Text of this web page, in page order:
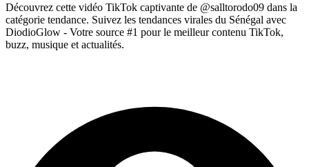
Découvrez cette vidéo TikTok captivante de @salltorodo09 dans la
catégorie tendance. Suivez les tendances virales du Sénégal avec
DiodioGlow - Votre source #1 pour le meilleur contenu TikTok,
buzz, musique et actualités.